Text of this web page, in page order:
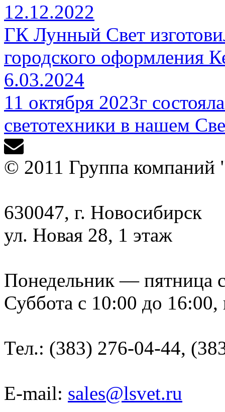
12.12.2022
ГК Лунный Свет
городского оформления
6.03.2024
11 октября 2023г
светотехники в нашем
© 2011 Группа
630047, г. Новосибирск
ул. Новая 28, 1 этаж
Понедельник — пятница
Суббота с 10:00 до
Тел.: (383) 276-04-44,
E-mail: sales@lsvet.ru